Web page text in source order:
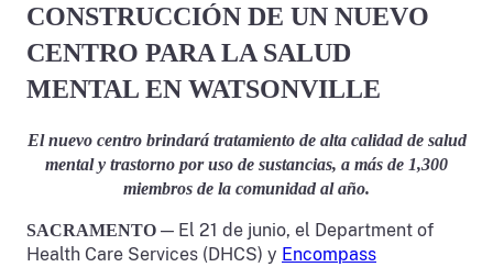
CONSTRUCCIÓN DE UN NUEVO
CENTRO PARA LA SALUD
MENTAL EN WATSONVILLE
El nuevo centro brindará tratamiento de alta calidad de salud
mental y trastorno por uso de sustancias, a más de 1,300
miembros de la comunidad al año.
SACRAMENTO — El 21 de junio, el Department of
Health Care Services (DHCS) y Encompass